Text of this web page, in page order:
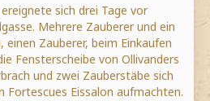
sich drei Tage vor
Mehrere Zauberer und ein
einen Zauberer, beim Einkaufen
Fensterscheibe von Ollivanders
und zwei Zauberstäbe sich
Fortescues Eissalon aufmachten.